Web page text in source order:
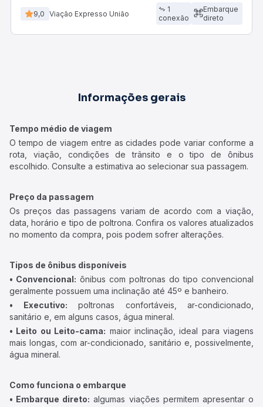
9,0 Viação Expresso União
1
conexão
Embarque
direto
Informações gerais
Tempo médio de viagem
O tempo de viagem entre as cidades pode variar conforme a
rota, viação, condições de trânsito e o tipo de ônibus
escolhido. Consulte a estimativa ao selecionar sua passagem.
Preço da passagem
Os preços das passagens variam de acordo com a viação,
data, horário e tipo de poltrona. Confira os valores atualizados
no momento da compra, pois podem sofrer alterações.
Tipos de ônibus disponíveis
• Convencional: ônibus com poltronas do tipo convencional
geralmente possuem uma inclinação até 45º e banheiro.
• Executivo: poltronas confortáveis, ar-condicionado,
sanitário e, em alguns casos, água mineral.
• Leito ou Leito-cama: maior inclinação, ideal para viagens
mais longas, com ar-condicionado, sanitário e, possivelmente,
água mineral.
Como funciona o embarque
• Embarque direto: algumas viações permitem apresentar o